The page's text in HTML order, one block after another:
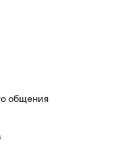
общения